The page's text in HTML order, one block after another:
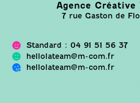
Agence Créative
7 rue Gaston de
Standard : 04 91 51 56 37
hellolateam@m-com.fr
hellolateam@m-com.fr